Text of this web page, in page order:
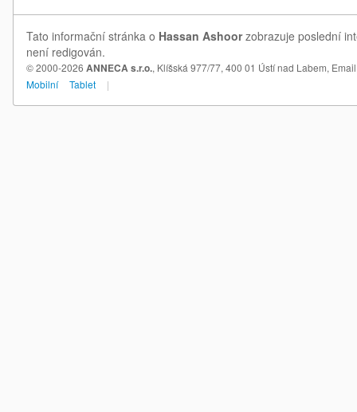
Tato informační stránka o Hassan Ashoorzobrazuje poslední
není redigován.
© 2000-2026 ANNECA s.r.o., Klíšská 977/77, 400 01 Ústí nad Labem,
Mobilní
Tablet |